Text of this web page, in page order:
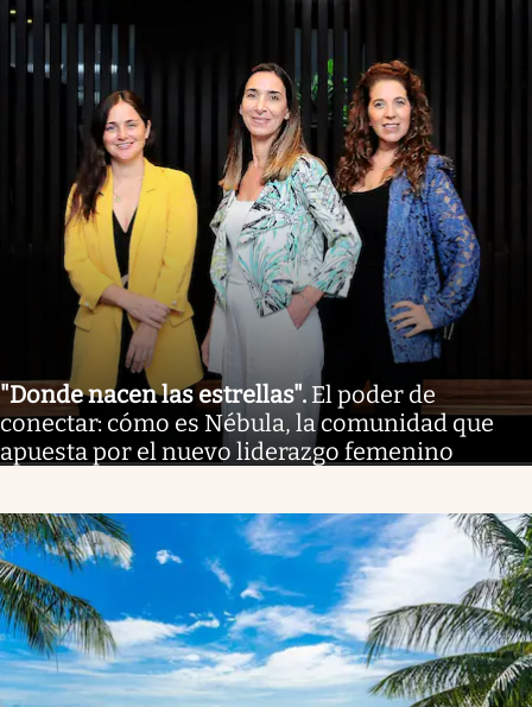
"Donde nacen las estrellas". El poder de
conectar: cómo es Nébula, la comunidad que
apuesta por el nuevo liderazgo femenino